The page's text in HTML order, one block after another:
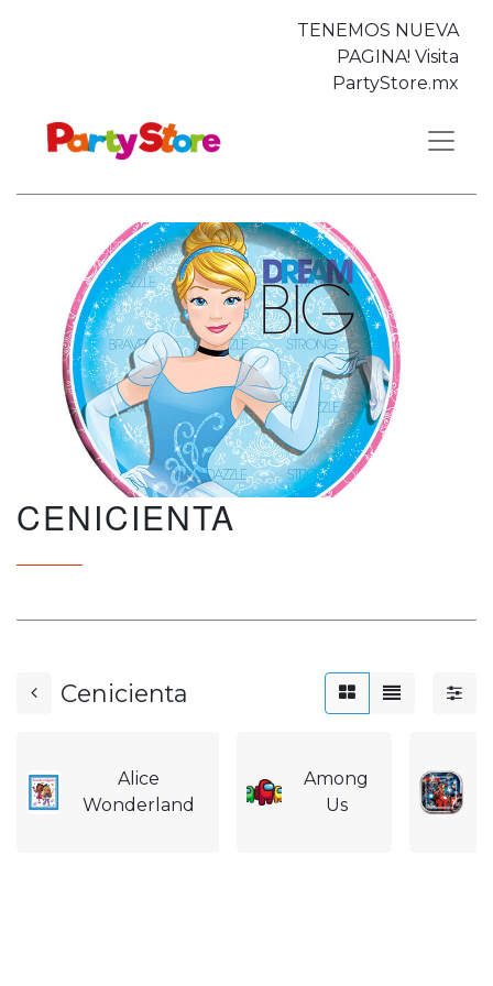
TENEMOS NUEVA
PAGINA! Visita
PartyStore.mx
CENICIENTA
Cenicienta
Alice
Wonderland
Among
Us